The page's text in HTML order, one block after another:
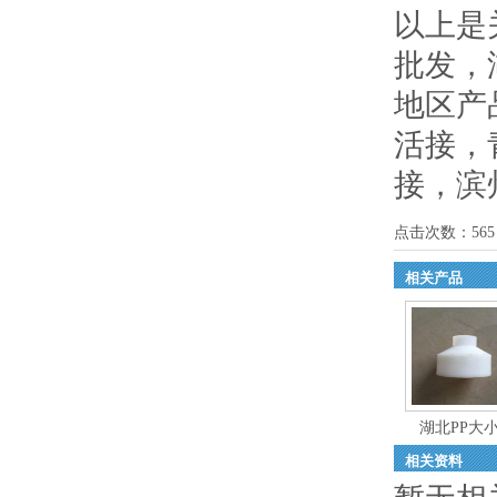
以上是
批发，
地区
活接 ，
接 ， 滨
点击次数： 565
相关产品
湖北PP大
相关资料